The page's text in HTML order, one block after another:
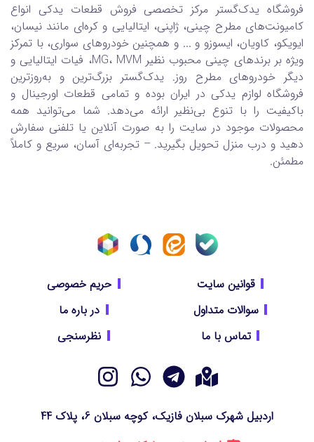
فروشگاه یدک‌گستر مرکز تخصصی فروش قطعات یدکی انواع
کامیونت‌های مطرح چینی، ژاپنی، ایتالیایی و کره‌ای مانند نیسان،
ایویکو، کاویان، ایسوزو و ... و همچنین خودروهای سواری، با تمرکز
ویژه بر برندهای چینی محبوب نظیر MG، MVM، فیات ایتالیایی و
دیگر خودروهای مطرح روز. یدک‌گستر بزرگ‌ترین و به‌روزترین
فروشگاه لوازم یدکی در ایران بوده و تمامی قطعات اورجینال و
باکیفیت را با تنوع بی‌نظیر ارائه می‌دهد. شما می‌توانید همه
محصولات موجود در سایت را به صورت آنلاین یا تلفنی سفارش
دهید و درب منزل تحویل بگیرید. – تجربه‌ای آسان، سریع و کاملاً
مطمئن.
قوانین سایت
حریم خصوصی
سوالات متداول
در باره ما
تماس با ما
نظرسنجی
اردبیل شهرک سبلان فازیک، کوچه سبلان 6، پلاک 44